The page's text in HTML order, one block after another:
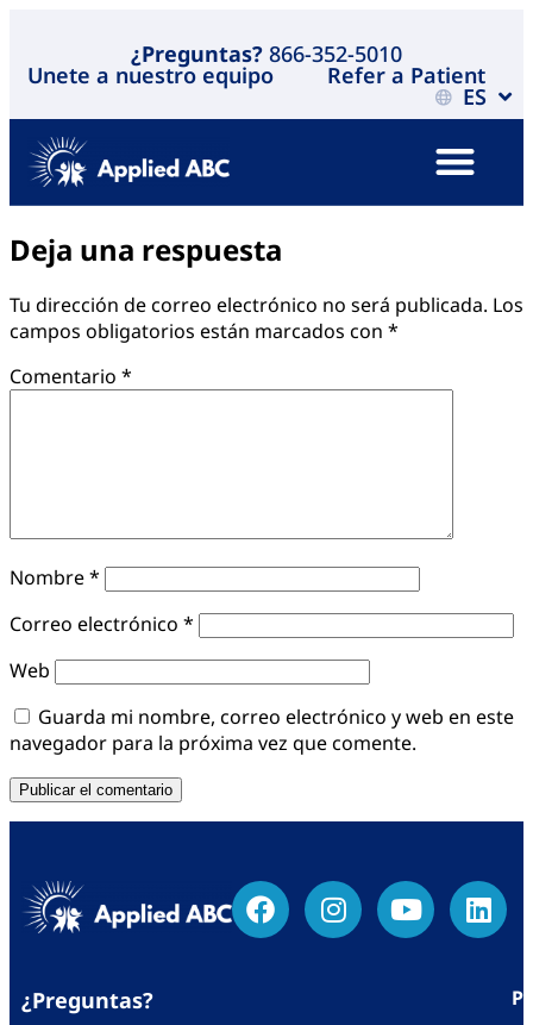
¿Preguntas? 866-352-5010
Unete a nuestro equipo Refer a Patient
ES
Deja una respuesta
Tu dirección de correo electrónico no será publicada. Los
campos obligatorios están marcados con *
Comentario *
Nombre*
Correo electrónico *
Web
Guarda mi nombre, correo electrónico y web en este
navegador para la próxima vez que comente.
¿Preguntas?